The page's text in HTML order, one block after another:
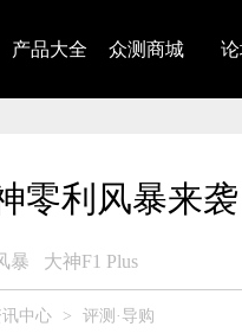
产品大全 众测商城
零利风暴来
暴 大神F1 Plus
讯中心 > 评测·导购